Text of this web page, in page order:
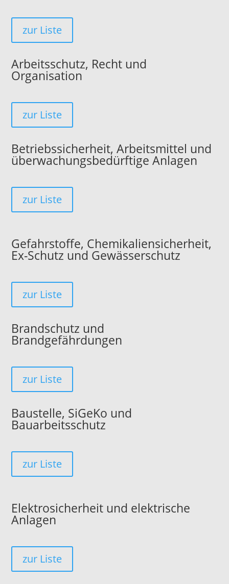
zur Liste
Arbeitsschutz, Recht und
Organisation
zur Liste
Betriebssicherheit, Arbeitsmittel und
überwachungsbedürftige Anlagen
zur Liste
Gefahrstoffe, Chemikaliensicherheit,
Ex-Schutz und Gewässerschutz
zur Liste
Brandschutz und
Brandgefährdungen
zur Liste
Baustelle, SiGeKo und
Bauarbeitsschutz
zur Liste
Elektrosicherheit und elektrische
Anlagen
zur Liste